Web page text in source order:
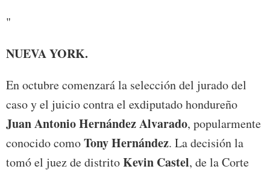
"
NUEVA YORK.
En octubre comenzará la selección del jurado del
caso y el juicio contra el exdiputado hondureño
Juan Antonio Hernández Alvarado, popularmente
conocido comoTony Hernández. La decisión la
tomó el juez de distritoKevin Castel, de la Corte